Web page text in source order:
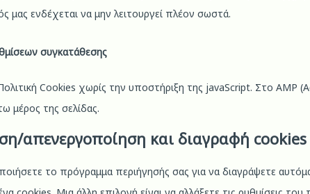
μας ενδέχεται να μην λειτουργεί πλέον σωστά.
συγκατάθεσης
Cookies χωρίς την υποστήριξη της javaScript. Στο AMP
μέρος της σελίδας.
απενεργοποίηση και διαγραφή cookies
το πρόγραμμα περιήγησής σας για να διαγράψετε